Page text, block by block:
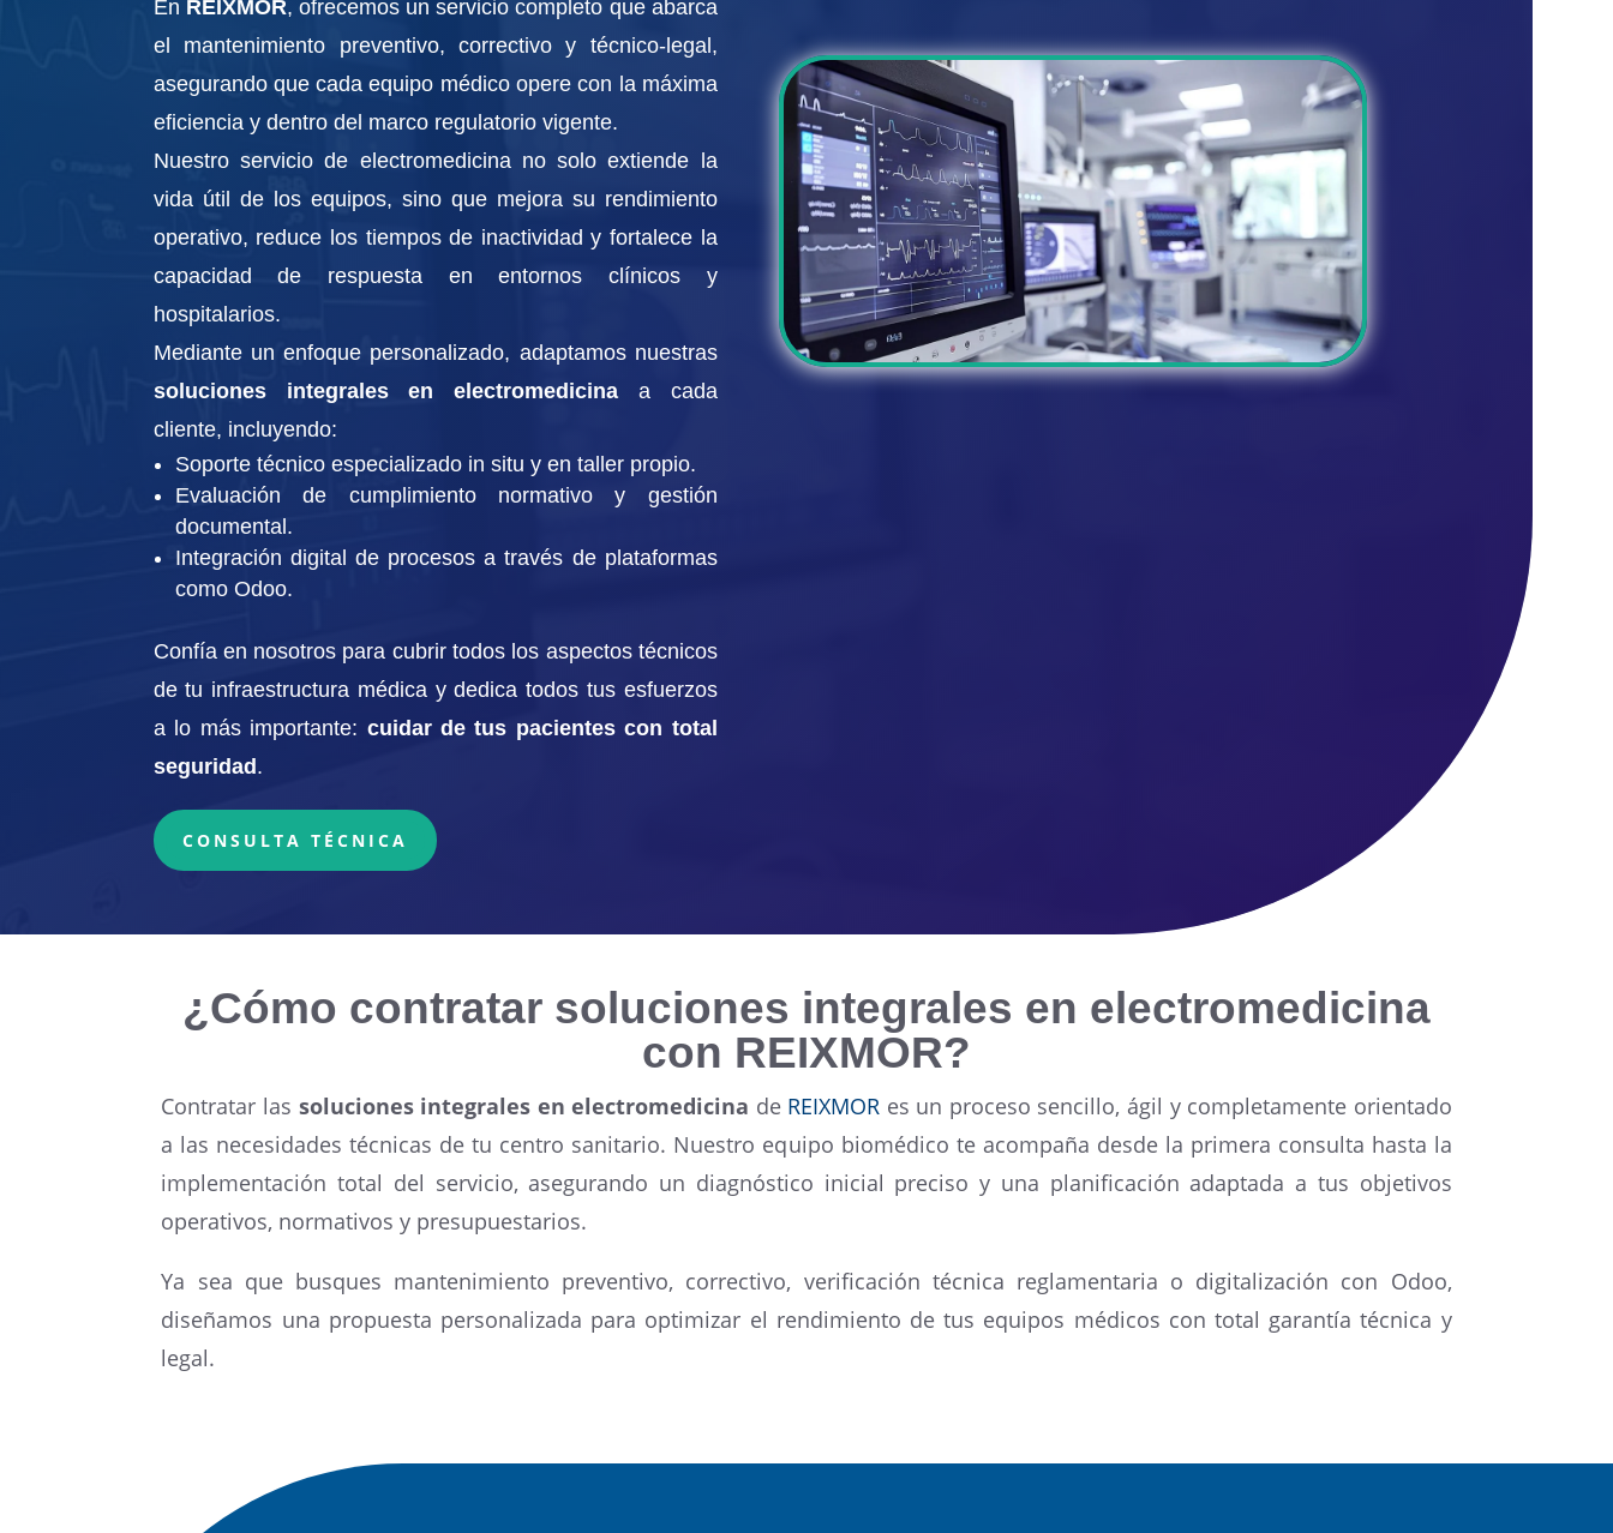
En REIXMOR, ofrecemos un servicio completo que abarca
el mantenimiento preventivo, correctivo y técnico-legal,
asegurando que cada equipo médico opere con la máxima
eficiencia y dentro del marco regulatorio vigente.
Nuestro servicio de electromedicina no solo extiende la
vida útil de los equipos, sino que mejora su rendimiento
operativo, reduce los tiempos de inactividad y fortalece la
capacidad de respuesta en entornos clínicos y
hospitalarios.
Mediante un enfoque personalizado, adaptamos nuestras
soluciones integrales en electromedicina a cada
cliente, incluyendo:
Soporte técnico especializado in situ y en taller propio.
Evaluación de cumplimiento normativo y gestión
documental.
Integración digital de procesos a través de plataformas
como Odoo.
Confía en nosotros para cubrir todos los aspectos técnicos
de tu infraestructura médica y dedica todos tus esfuerzos
a lo más importante: cuidar de tus pacientes con total
seguridad .
CONSULTA TÉCNICA
¿Cómo contratar soluciones integrales en electromedicina
con REIXMOR?
Contratar las soluciones integrales en electromedicina de REIXMOR es un proceso sencillo, ágil y completamente orientado
a las necesidades técnicas de tu centro sanitario. Nuestro equipo biomédico te acompaña desde la primera consulta hasta la
implementación total del servicio, asegurando un diagnóstico inicial preciso y una planificación adaptada a tus objetivos
operativos, normativos y presupuestarios.
Ya sea que busques mantenimiento preventivo, correctivo, verificación técnica reglamentaria o digitalización con Odoo,
diseñamos una propuesta personalizada para optimizar el rendimiento de tus equipos médicos con total garantía técnica y
legal.